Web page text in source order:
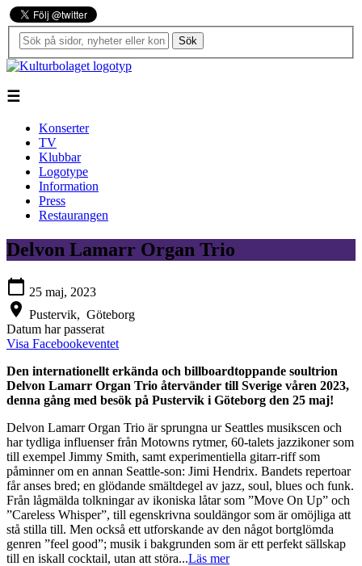
Sök
☰
Konserter
TV
Klubbar
Logotype
Information
Press
Restaurangen
Delvon Lamarr Organ Trio
calendar_today 25 maj, 2023
location_on Pustervik, Göteborg
Datum har passerat
Visa Facebookeventet
Den internationellt erkända och billboardtoppande soultrion
Delvon Lamarr Organ Trio återvänder till Sverige våren 2023,
denna gång med besök på Pustervik i Göteborg den 25 maj!
Delvon Lamarr Organ Trio är sprungna ur Seattles musikscen och
har tydliga influenser från Motowns rytmer, 60-talets jazzikoner som
till exempel Jimmy Smith, samt experimentiella gitarr-riff som
påminner om en annan Seattle-son: Jimi Hendrix. Bandets repertoar
får anses bred; en glödande smältdegel av jazz, soul, blues och funk.
Från lågmälda tolkningar av ikoniska låtar som ”Move On Up” och
”Careless Whisper”, till egenskrivna souldängor som är omöjliga att
stå stilla till. Men också ett utforskande av den något bortglömda
genren ”feel good”; musik i bakgrunden som är ett perfekt sällskap
till en iskall cocktail, utan att störa...Läs mer